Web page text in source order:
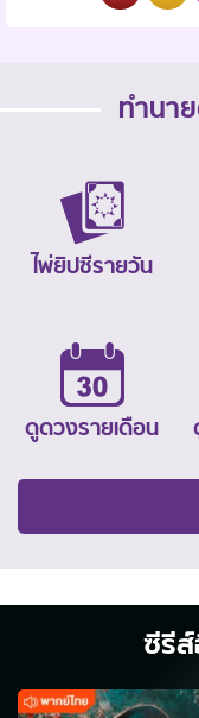
ทำนา
ไพ่ยิปซีรายวัน
ดูดวงรายเดือน
ซีรี